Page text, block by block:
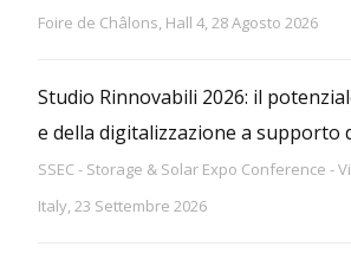
Foire de Châlons, Hall 4, 28 Agosto 2026
Studio Rinnovabili 2026: il
e della digitalizzazione a supporto
SSEC - Storage & Solar Expo Conference -
Italy, 23 Settembre 2026